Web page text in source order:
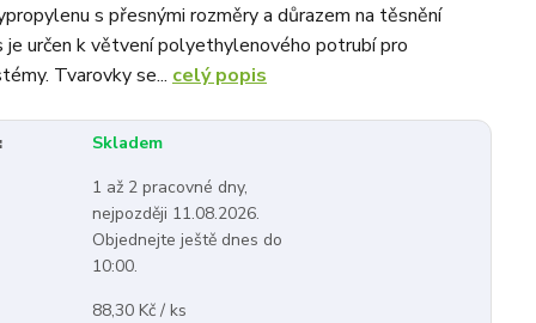
s přesnými rozměry a důrazem na těsnění
je určen k větvení polyethylenového potrubí pro
Tvarovky se... celý popis
Skladem
1 až 2 pracovné dny,
nejpozději 11.08.2026.
Objednejte ještě dnes do
10:00.
88,30 Kč / ks